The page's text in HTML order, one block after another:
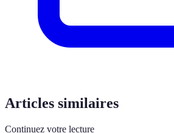
Articles similaires
Continuez votre lecture